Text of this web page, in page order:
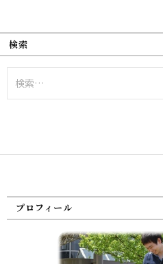
検索
索:
プロフィール